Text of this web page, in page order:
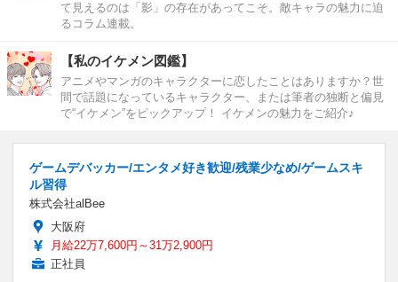
て見えるのは「影」の存在があってこそ。敵キャラの魅力に迫
るコラム連載。
【私のイケメン図鑑】
アニメやマンガのキャラクターに恋したことはありますか？世
間で話題になっているキャラクター、または筆者の独断と偏見
で“イケメン”をピックアップ！ イケメンの魅力をご紹介♪
ゲームデバッカー/エンタメ好き歓迎/残業少なめ/ゲームスキ
ル習得
株式会社alBee
大阪府
月給22万7,600円～31万2,900円
正社員